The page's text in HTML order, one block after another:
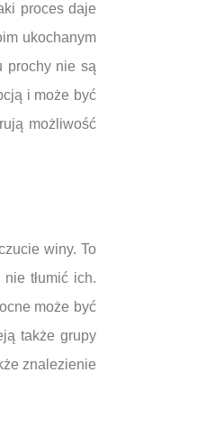
proces daje
ukochanym
prochy nie są
i może być
możliwość
winy. To
tłumić ich.
może być
także grupy
znalezienie